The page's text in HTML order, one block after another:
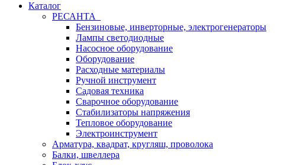
Каталог
РЕСАНТА
Бензиновые, инверторные, электрогенераторы
Лампы светодиодные
Насосное оборудование
Оборудование
Расходные материалы
Ручной инструмент
Садовая техника
Сварочное оборудование
Стабилизаторы напряжения
Тепловое оборудование
Электроинструмент
Арматура, квадрат, кругляш, проволока
Балки, швеллера